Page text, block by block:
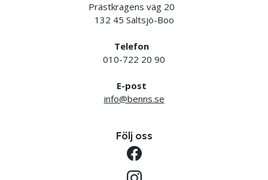
Prästkragens väg 20
132 45 Saltsjö-Boo
Telefon
010-722 20 90
E-post
info@benns.se
Följ oss